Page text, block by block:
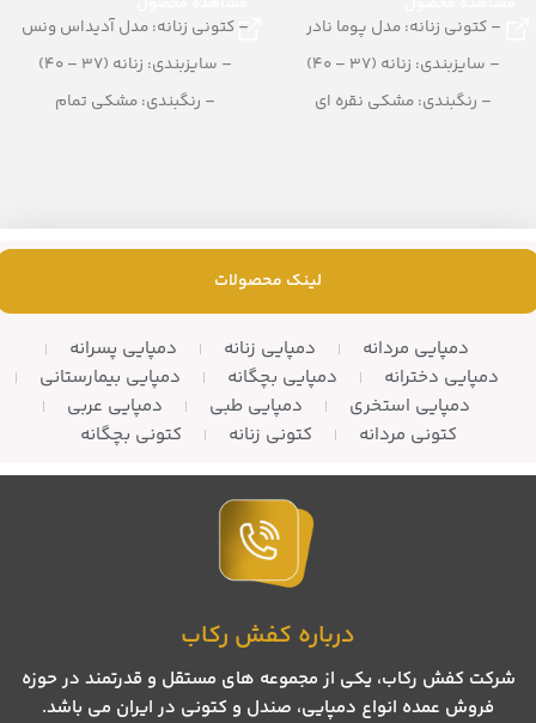
– کتونی زنانه: مدل پوما نادر
– سایزبندی: زنانه (37 – 40)
– رنگبندی: مشکی نقره ای
– کتونی زنانه: مدل آدیداس ونس
– سایزبندی: زنانه (37 – 40)
– رنگبندی: مشکی تمام
لینک محصولات
دمپایی مردانه دمپایی زنانه
دمپایی پسرانه
دمپایی دخترانه
دمپایی بچگانه
دمپایی بیمارستانی
دمپایی استخری
دمپایی طبی
دمپایی عربی
کتونی مردانه
کتونی زنانه کتونی بچگانه
درباره کفش رکاب
شرکت کفش رکاب، یکی از مجموعه های مستقل و قدرتمند در حوزه
فروش عمده انواع دمپایی، صندل و کتونی در ایران می باشد.